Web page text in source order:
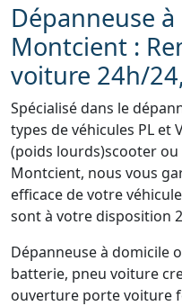
Dépanneuse
Montcient :
voiture 24h/
Spécialisé dans le
types de véhicules PL et
(poids lourds)scooter
Montcient, nous vous
efficace de votre
sont à votre disposition
Dépanneuse à domicile
batterie, pneu voiture
ouverture porte voiture